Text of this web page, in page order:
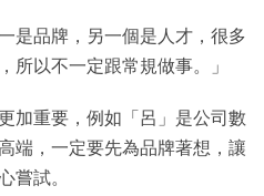
是品牌，另一個是人才，很多
所以不一定跟常規做事。」
加重要，例如「呂」是公司數
端，一定要先為品牌著想，讓
嘗試。